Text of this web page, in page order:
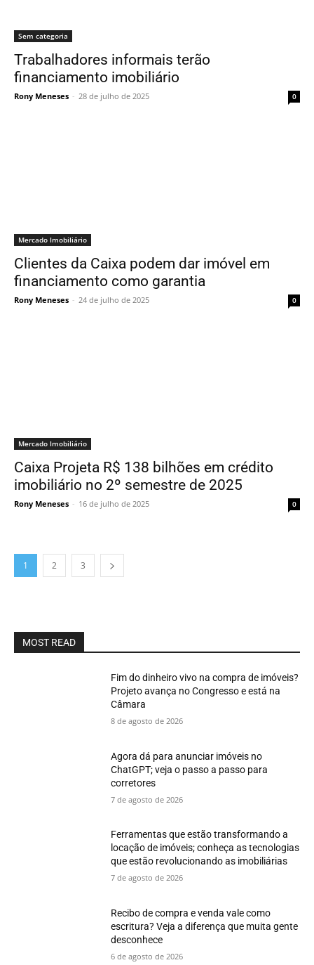
Sem categoria
Trabalhadores informais terão
financiamento imobiliário
Rony Meneses - 28 de julho de 2025 0
Mercado Imobiliário
Clientes da Caixa podem dar imóvel em
financiamento como garantia
Rony Meneses - 24 de julho de 2025 0
Mercado Imobiliário
Caixa Projeta R$ 138 bilhões em crédito
imobiliário no 2º semestre de 2025
Rony Meneses - 16 de julho de 2025 0
1 2 3
MOST READ
Fim do dinheiro vivo na compra de imóveis?
Projeto avança no Congresso e está na
Câmara
8 de agosto de 2026
Agora dá para anunciar imóveis no
ChatGPT; veja o passo a passo para
corretores
7 de agosto de 2026
Ferramentas que estão transformando a
locação de imóveis; conheça as tecnologias
que estão revolucionando as imobiliárias
7 de agosto de 2026
Recibo de compra e venda vale como
escritura? Veja a diferença que muita gente
desconhece
6 de agosto de 2026